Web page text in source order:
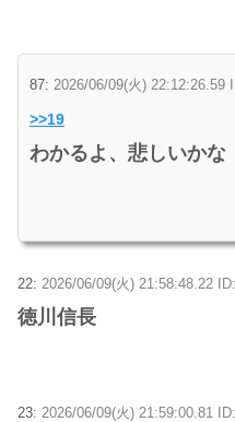
87: 2026/06/09(火) 22:12:26.59
>>19
わかるよ、悲しいかな
22: 2026/06/09(火) 21:58:48.22
徳川信長
23: 2026/06/09(火) 21:59:00.81